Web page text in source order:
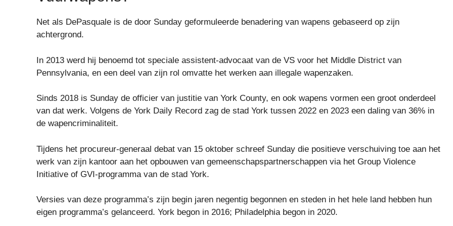
Net als DePasquale is de door Sunday geformuleerde benadering van wapens gebaseerd op zijn
achtergrond.
In 2013 werd hij benoemd tot speciale assistent-advocaat van de VS voor het Middle District van
Pennsylvania, en een deel van zijn rol omvatte het werken aan illegale wapenzaken.
Sinds 2018 is Sunday de officier van justitie van York County, en ook wapens vormen een groot onderdeel
van dat werk. Volgens de York Daily Record zag de stad York tussen 2022 en 2023 een daling van 36% in
de wapencriminaliteit.
Tijdens het procureur-generaal debat van 15 oktober schreef Sunday die positieve verschuiving toe aan het
werk van zijn kantoor aan het opbouwen van gemeenschapspartnerschappen via het Group Violence
Initiative of GVI-programma van de stad York.
Versies van deze programma’s zijn begin jaren negentig begonnen en steden in het hele land hebben hun
eigen programma’s gelanceerd. York begon in 2016; Philadelphia begon in 2020.